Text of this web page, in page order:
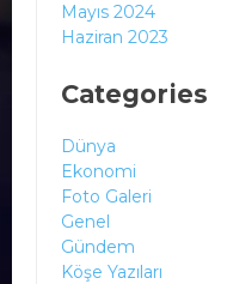
Mayıs 2024
Haziran 2023
Categories
Dünya
Ekonomi
Foto Galeri
Genel
Gündem
Köşe Yazıları